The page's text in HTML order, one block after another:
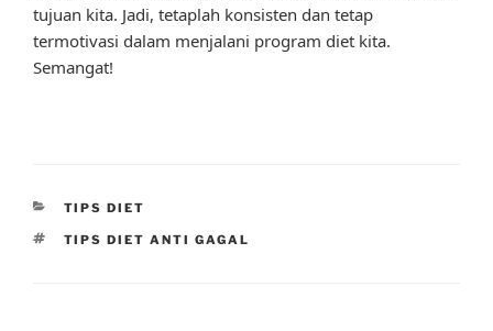
tujuan kita. Jadi, tetaplah konsisten dan tetap
termotivasi dalam menjalani program diet kita.
Semangat!
CATEGORIES
TIPS DIET
TAGS
TIPS DIET ANTI GAGAL